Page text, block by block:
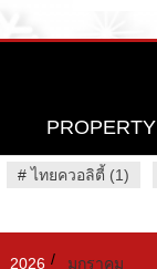
PROPERTY
#ไทยควอลิตี้ (1)
2026 มกราคม